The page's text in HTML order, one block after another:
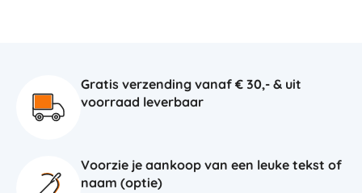
Gratis verzending vanaf € 30,- & uit
voorraad leverbaar
Voorzie je aankoop van een leuke tekst of
naam (optie)